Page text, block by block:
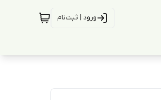
ورود | ثبت‌نام